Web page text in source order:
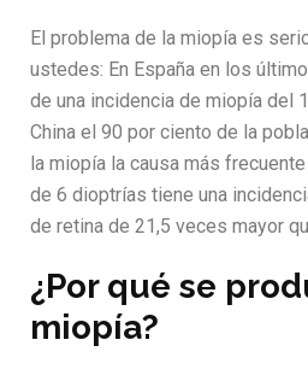
El problema de la miopía es
ustedes: En España en los
de una incidencia de miopía del
China el 90 por ciento de la
la miopía la causa más
de 6 dioptrías tiene una
de retina de 21,5 veces mayor
¿Por qué se
miopía?